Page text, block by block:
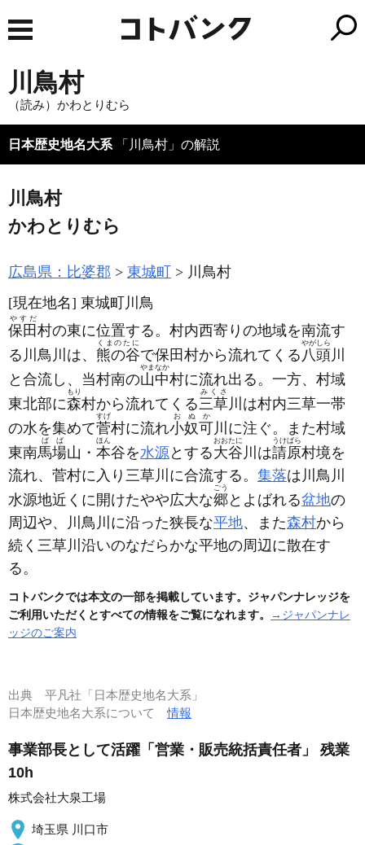
川鳥村
（読み）かわとりむら
日本歴史地名大系 「川鳥村」の解説
川鳥村
かわとりむら
広島県：比婆郡 東城町
川鳥村
[現在地名] 東城町川鳥
保田
やすだ
村の東に位置する。村内西寄りの地域を南流す
る川鳥川は、 熊の谷
くまのたに
で保田村から流れてくる 八頭
やがしら
川
と合流し、当村南の山中
やまなか
村に流れ出る。一方、村域
東北部に森
もり
村から流れてくる三草
みくさ
川は村内三草一帯
の水を集めて菅
すげ
村に流れ小奴可
おぬか
川に注ぐ。また村域
東南馬場
ばば
山・ 本
ほん
谷を水源とする大谷
おおたに
川は請原
うけばら
村境を
流れ、菅村に入り三草川に合流する。 集落は川鳥川
水源地近くに開けたやや広大な郷
ごう
とよばれる盆地の
周辺や、川鳥川に沿った狭長な平地、また森村から
続く三草川沿いのなだらかな平地の周辺に散在す
る。
コトバンクでは本文の一部を掲載しています。ジャパンナレッジを
ご利用いただくとすべての情報をご覧になれます。
→ジャパンナレ
ッジのご案内
出典 平凡社「日本歴史地名大系」
日本歴史地名大系について情報
事業部長として活躍「営業・販売統括責任者」 残業
10h
株式会社大泉工場
埼玉県 川口市